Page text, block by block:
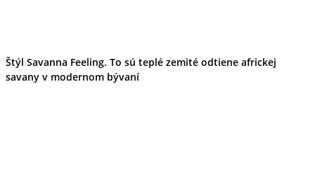
Štýl Savanna Feeling. To sú teplé zemité odtiene africkej
savany v modernom bývaní